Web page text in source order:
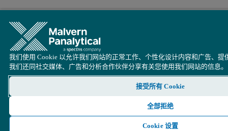
我们使用 Cookie 以允许我们网站的正常工作、个性化设计内容和广告、提
我们还同社交媒体、广告和分析合作伙伴分享有关您使用我们网站的信息。
接受所有 Cookie
全部拒绝
Cookie 设置